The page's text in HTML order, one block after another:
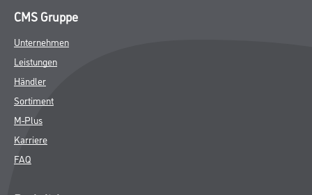
CMS Gruppe
Unternehmen
Leistungen
Händler
Sortiment
M-Plus
Karriere
FAQ